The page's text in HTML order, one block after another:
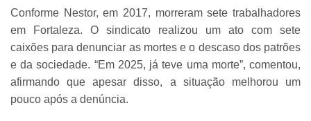
Conforme Nestor, em 2017, morreram sete trabalhadores
em Fortaleza. O sindicato realizou um ato com sete
caixões para denunciar as mortes e o descaso dos patrões
e da sociedade. “Em 2025, já teve uma morte”, comentou,
afirmando que apesar disso, a situação melhorou um
pouco após a denúncia.